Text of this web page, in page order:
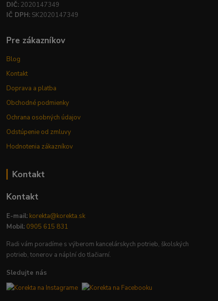
DIČ: 2020147349
IČ DPH: SK2020147349
Pre zákazníkov
Blog
Kontakt
Doprava a platba
Obchodné podmienky
Ochrana osobných údajov
Odstúpenie od zmluvy
Hodnotenia zákazníkov
Kontakt
Kontakt
E-mail: korekta@korekta.sk
Mobil: 0905 615 831
Radi vám poradíme s výberom kancelárskych potrieb, školských
potrieb, tonerov a náplní do tlačiarní.
Sledujte nás